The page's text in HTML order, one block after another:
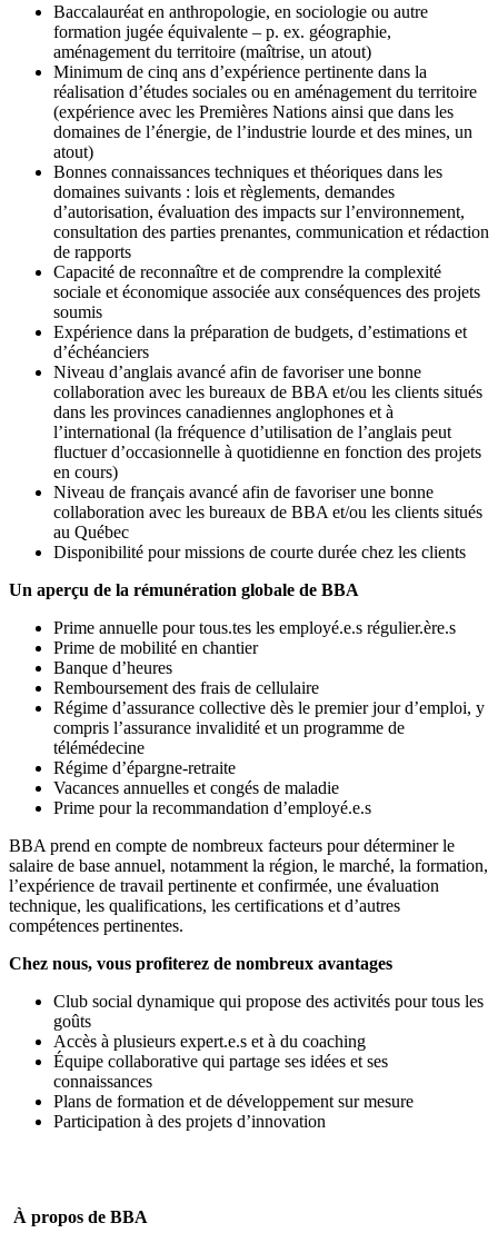
Baccalauréat en anthropologie, en sociologie ou autre
formation jugée équivalente – p. ex. géographie,
aménagement du territoire (maîtrise, un atout)
Minimum de cinq ans d’expérience pertinente dans la
réalisation d’études sociales ou en aménagement du territoire
(expérience avec les Premières Nations ainsi que dans les
domaines de l’énergie, de l’industrie lourde et des mines, un
atout)
Bonnes connaissances techniques et théoriques dans les
domaines suivants : lois et règlements, demandes
d’autorisation, évaluation des impacts sur l’environnement,
consultation des parties prenantes, communication et rédaction
de rapports
Capacité de reconnaître et de comprendre la complexité
sociale et économique associée aux conséquences des projets
soumis
Expérience dans la préparation de budgets, d’estimations et
d’échéanciers
Niveau d’anglais avancé afin de favoriser une bonne
collaboration avec les bureaux de BBA et/ou les clients situés
dans les provinces canadiennes anglophones et à
l’international (la fréquence d’utilisation de l’anglais peut
fluctuer d’occasionnelle à quotidienne en fonction des projets
en cours)
Niveau de français avancé afin de favoriser une bonne
collaboration avec les bureaux de BBA et/ou les clients situés
au Québec
Disponibilité pour missions de courte durée chez les clients
Un aperçu de la rémunération globale de BBA
Prime annuelle pour tous.tes les employé.e.s régulier.ère.s
Prime de mobilité en chantier
Banque d’heures
Remboursement des frais de cellulaire
Régime d’assurance collective dès le premier jour d’emploi, y
compris l’assurance invalidité et un programme de
télémédecine
Régime d’épargne-retraite
Vacances annuelles et congés de maladie
Prime pour la recommandation d’employé.e.s
BBA prend en compte de nombreux facteurs pour déterminer le
salaire de base annuel, notamment la région, le marché, la formation,
l’expérience de travail pertinente et confirmée, une évaluation
technique, les qualifications, les certifications et d’autres
compétences pertinentes.
Chez nous, vous profiterez de nombreux avantages
Club social dynamique qui propose des activités pour tous les
goûts
Accès à plusieurs expert.e.s et à du coaching
Équipe collaborative qui partage ses idées et ses
connaissances
Plans de formation et de développement sur mesure
Participation à des projets d’innovation
À propos de BBA